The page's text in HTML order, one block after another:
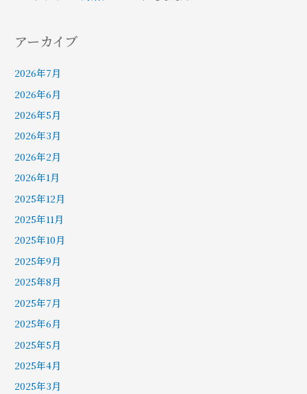
アーカイブ
2026年7月
2026年6月
2026年5月
2026年3月
2026年2月
2026年1月
2025年12月
2025年11月
2025年10月
2025年9月
2025年8月
2025年7月
2025年6月
2025年5月
2025年4月
2025年3月